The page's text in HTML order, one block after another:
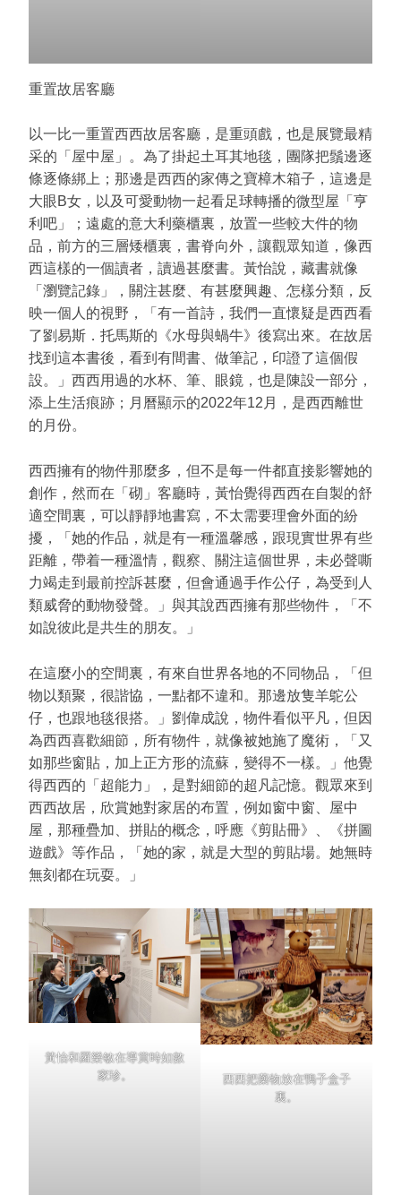
重置故居客廳
以一比一重置西西故居客廳，是重頭戲，也是展覽最精
采的「屋中屋」。為了掛起土耳其地毯，團隊把鬚邊逐
條逐條綁上；那邊是西西的家傳之寶樟木箱子，這邊是
大眼B女，以及可愛動物一起看足球轉播的微型屋「亨
利吧」；遠處的意大利藥櫃裏，放置一些較大件的物
品，前方的三層矮櫃裏，書脊向外，讓觀眾知道，像西
西這樣的一個讀者，讀過甚麼書。黃怡說，藏書就像
「瀏覽記錄」，關注甚麼、有甚麼興趣、怎樣分類，反
映一個人的視野，「有一首詩，我們一直懷疑是西西看
了劉易斯．托馬斯的《水母與蝸牛》後寫出來。在故居
找到這本書後，看到有間書、做筆記，印證了這個假
設。」西西用過的水杯、筆、眼鏡，也是陳設一部分，
添上生活痕跡；月曆顯示的2022年12月，是西西離世
的月份。
西西擁有的物件那麼多，但不是每一件都直接影響她的
創作，然而在「砌」客廳時，黃怡覺得西西在自製的舒
適空間裏，可以靜靜地書寫，不太需要理會外面的紛
擾，「她的作品，就是有一種溫馨感，跟現實世界有些
距離，帶着一種溫情，觀察、關注這個世界，未必聲嘶
力竭走到最前控訴甚麼，但會通過手作公仔，為受到人
類威脅的動物發聲。」與其說西西擁有那些物件，「不
如說彼此是共生的朋友。」
在這麼小的空間裏，有來自世界各地的不同物品，「但
物以類聚，很諧協，一點都不違和。那邊放隻羊鴕公
仔，也跟地毯很搭。」劉偉成說，物件看似平凡，但因
為西西喜歡細節，所有物件，就像被她施了魔術，「又
如那些窗貼，加上正方形的流蘇，變得不一樣。」他覺
得西西的「超能力」，是對細節的超凡記憶。觀眾來到
西西故居，欣賞她對家居的布置，例如窗中窗、屋中
屋，那種疊加、拼貼的概念，呼應《剪貼冊》、《拼圖
遊戲》等作品，「她的家，就是大型的剪貼場。她無時
無刻都在玩耍。」
黃怡和羅樂敏在導賞時如數
家珍。
西西把藥物放在鴨子盒子
裏。